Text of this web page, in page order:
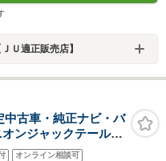
Ｕ適正販売店】
古車・純正ナビ・バ
ンジャックテールラ
アイドリングスト
オンライン相談可